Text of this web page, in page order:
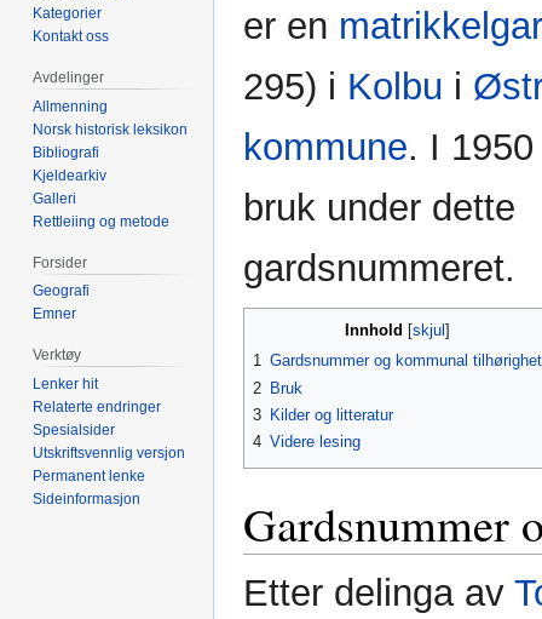
er en
295) i Kolbu i
kommune. I
bruk under dette
gardsnummeret.
Innhold
1 Gardsnummer og kommunal tilhørighet
2 Bruk
3 Kilder og litteratur
4 Videre lesing
Gardsnummer
Etter delinga av
Kategorier
Kontakt oss
Avdelinger
Allmenning
Norsk historisk leksikon
Bibliografi
Kjeldearkiv
Galleri
Rettleiing og metode
Forsider
Geografi
Emner
Verktøy
Lenker hit
Relaterte endringer
Spesialsider
Utskriftsvennlig versjon
Permanent lenke
Sideinformasjon